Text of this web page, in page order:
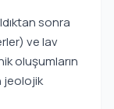
sonra
ve lav
oluşumların
jeolojik